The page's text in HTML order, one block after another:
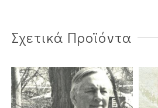
Σχετικά Προϊόντα